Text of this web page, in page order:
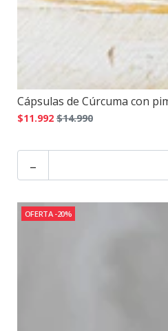
Cápsulas de Cúrcuma con
$11.992 $14.990
-
OFERTA -20%